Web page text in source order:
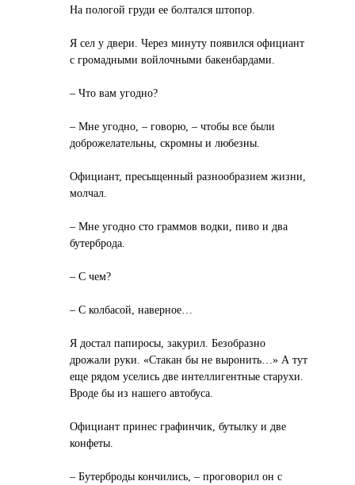
На пологой груди ее болтался штопор.
Я сел у двери. Через минуту появился официант
с громадными войлочными бакенбардами.
– Что вам угодно?
– Мне угодно, – говорю, – чтобы все были
доброжелательны, скромны и любезны.
Официант, пресыщенный разнообразием жизни,
молчал.
– Мне угодно сто граммов водки, пиво и два
бутерброда.
– С чем?
– С колбасой, наверное…
Я достал папиросы, закурил. Безобразно
дрожали руки. «Стакан бы не выронить…» А тут
еще рядом уселись две интеллигентные старухи.
Вроде бы из нашего автобуса.
Официант принес графинчик, бутылку и две
конфеты.
– Бутерброды кончились, – проговорил он с